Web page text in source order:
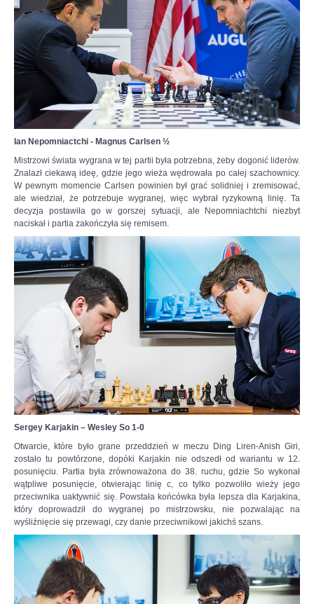
z
którego
zwycięsko
wyjdzie
tylko
jeden.
szachownicy
czeka
nas
wojna
–
powiedział
w
wywiadzie
dla
Interia.pl
szachista.
Czytaj
więcej
na
https://sport.interia.pl/szachy/news-
dla-
interia-
pl-
stoczylbym-
ciekawy-
boj-
z-
c,nId,5769580?
fbclid=IwAR3-
EpAj8Loyw1RAtFnOdtJ8JCBaeus-
Ian Nepomniactchi - Magnus Carlsen ½
Mistrzowi świata wygrana w tej partii była potrzebna, żeby dogonić liderów.
Znalazł ciekawą ideę, gdzie jego wieża wędrowała po całej szachownicy.
W pewnym momencie Carlsen powinien był grać solidniej i zremisować,
ale wiedział, że potrzebuje wygranej, więc wybrał ryzykowną linię. Ta
decyzja postawiła go w gorszej sytuacji, ale Nepomniachtchi niezbyt
naciskał i partia zakończyła się remisem.
Sergey Karjakin – Wesley So 1-0
Otwarcie, które było grane przeddzień w meczu Ding Liren-Anish Giri,
zostało tu powtórzone, dopóki Karjakin nie odszedł od wariantu w 12.
posunięciu. Partia była zrównoważona do 38. ruchu, gdzie So wykonał
wątpliwe posunięcie, otwierając linię c, co tylko pozwoliło wieży jego
przeciwnika uaktywnić się. Powstała końcówka była lepsza dla Karjakina,
który doprowadził do wygranej po mistrzowsku, nie pozwalając na
wyśliźnięcie się przewagi, czy danie przeciwnikowi jakichś szans.